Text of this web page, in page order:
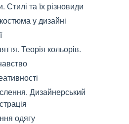
Стилі та їх різновиди
у дизайні
Теорія кольорів.
Дизайнерський
одягу